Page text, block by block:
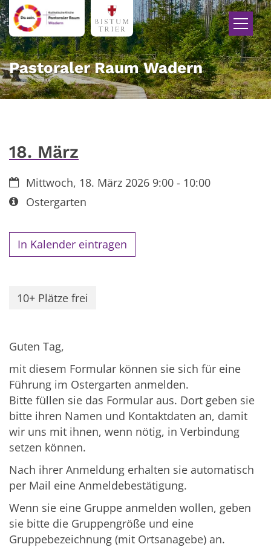
Zum Inhalt springen
Pastoraler Raum Wadern
18. März
Datum:Mittwoch, 18. März 2026 9:00 - 10:00
Art bzw. Nummer:
Ostergarten
In Kalender eintragen
10+ Plätze frei
Guten Tag,
mit diesem Formular können sie sich für eine
Führung im Ostergarten anmelden.
Bitte füllen sie das Formular aus. Dort geben sie
bitte ihren Namen und Kontaktdaten an, damit
wir uns mit ihnen, wenn nötig, in Verbindung
setzen können.
Nach ihrer Anmeldung erhalten sie automatisch
per Mail eine Anmeldebestätigung.
Wenn sie eine Gruppe anmelden wollen, geben
sie bitte die Gruppengröße und eine
Gruppebezeichnung (mit Ortsanagebe) an.